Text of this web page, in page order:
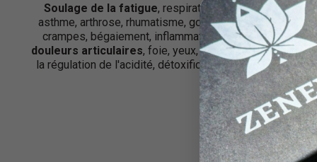
Soulage de la fatigue, respiration,
asthme, arthrose, rhumatisme, goutte,
crampes, bégaiement, inflammation,
douleurs articulaires, foie, yeux, aide à
la régulation de l'acidité, détoxification
Arthrose,